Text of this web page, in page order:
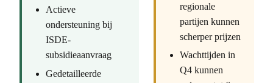
Actieve
ondersteuning bij
ISDE-
subsidieaanvraag
Gedetailleerde
regionale
partijen kunnen
scherper prijzen
Wachttijden in
Q4 kunnen